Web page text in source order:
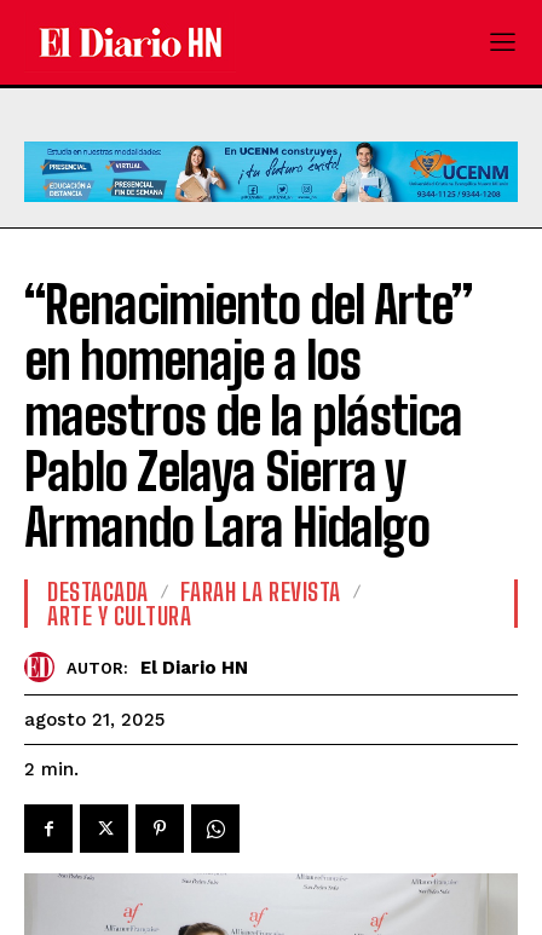
“Renacimiento del Arte”
en homenaje a los
maestros de la plástica
Pablo Zelaya Sierra y
Armando Lara Hidalgo
DESTACADA
FARAH LA REVISTA
ARTE Y CULTURA
AUTOR: El Diario HN
agosto 21, 2025
2 min.